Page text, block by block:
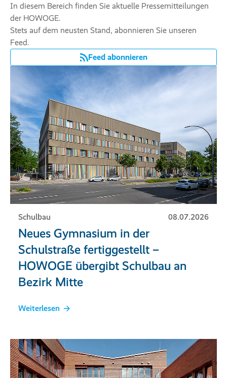
In diesem Bereich finden Sie aktuelle Pressemitteilungen
der HOWOGE.
Stets auf dem neusten Stand, abonnieren Sie unseren
Feed.
Feed abonnieren
Schulbau 08.07.2026
Neues Gymnasium in der
Schulstraße fertiggestellt –
HOWOGE übergibt Schulbau an
Bezirk Mitte
Weiterlesen